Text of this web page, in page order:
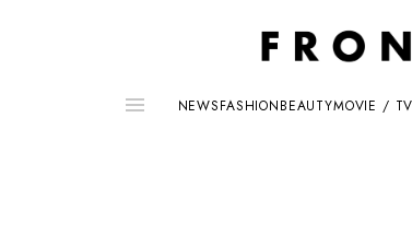
NEWSFASHIONBEAUTYMOVIE /